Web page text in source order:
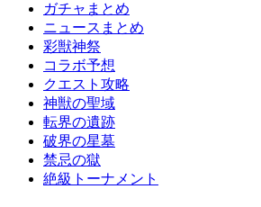
ガチャまとめ
ニュースまとめ
彩獣神祭
コラボ予想
クエスト攻略
神獣の聖域
転界の遺跡
破界の星墓
禁忌の獄
絶級トーナメント